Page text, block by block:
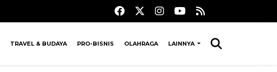
TRAVEL & BUDAYA PRO-BISNIS OLAHRAGA LAINNYA